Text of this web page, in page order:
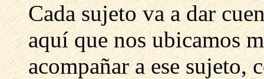
Cada sujeto va a dar
aquí que nos ubicamos
acompañar a ese sujeto,